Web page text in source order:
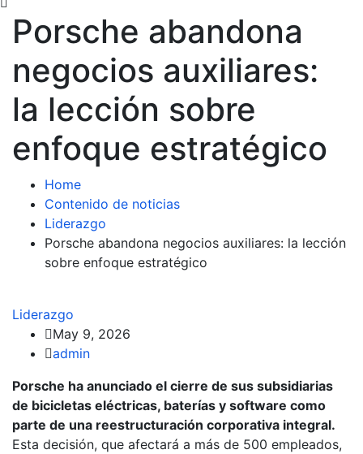
Porsche abandona
negocios auxiliares:
la lección sobre
enfoque estratégico
Home
Contenido de noticias
Liderazgo
Porsche abandona negocios auxiliares: la lección
sobre enfoque estratégico
Liderazgo
May 9, 2026
admin
Porsche ha anunciado el cierre de sus subsidiarias
de bicicletas eléctricas, baterías y software como
parte de una reestructuración corporativa integral.
Esta decisión, que afectará a más de 500 empleados,